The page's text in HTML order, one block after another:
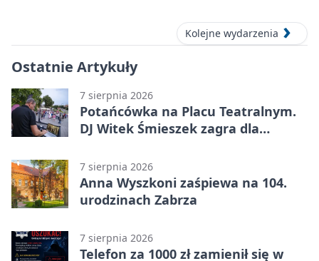
Kolejne wydarzenia
Ostatnie Artykuły
7 sierpnia 2026
Potańcówka na Placu Teatralnym.
DJ Witek Śmieszek zagra dla
7 sierpnia 2026
Anna Wyszkoni zaśpiewa na 104.
urodzinach Zabrza
7 sierpnia 2026
Telefon za 1000 zł zamienił się w